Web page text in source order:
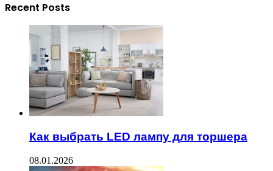
Recent Posts
Как выбрать LED лампу для торшера
08.01.2026